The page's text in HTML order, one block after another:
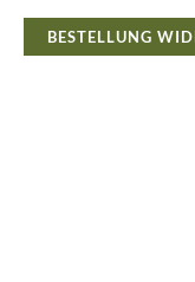
BESTELLUNG